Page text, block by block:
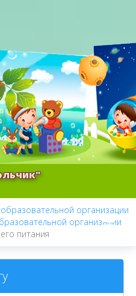
организации
организации
питания